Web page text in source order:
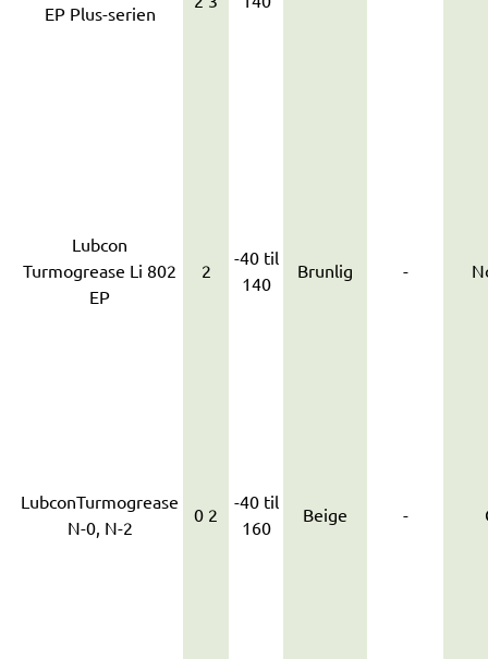
EP Plus-serien
Lubcon
Turmogrease Li 802
EP
2
-40 til
140
Brunlig -
LubconTurmogrease
N-0, N-2
0 2
-40 til
160
Beige -